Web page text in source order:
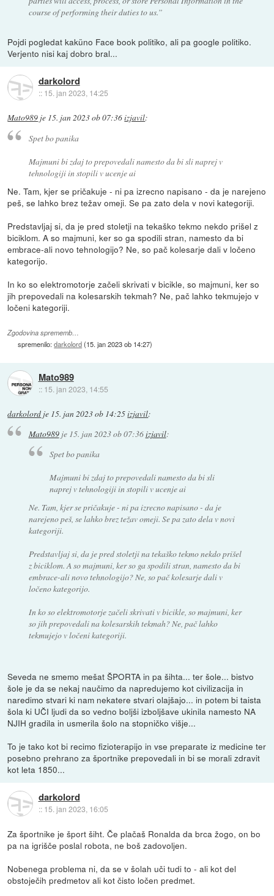
course of performing their duties to us.”
Pojdi pogledat kaküno Face book politiko, ali pa google politiko.
Verjento nisi kaj dobro bral...
darkolord
:: 15. jan 2023, 14:25
Mato989 je 15. jan 2023 ob 07:36izjavil:
Spet bo panika
Majmuni bi zdaj to prepovedali namesto da bi sli naprej v
tehnologiji in stopili v ucenje ai
Ne. Tam, kjer se pričakuje - ni pa izrecno napisano - da je narejeno
peš, se lahko brez težav omeji. Se pa zato dela v novi kategoriji.
Predstavljaj si, da je pred stoletji na tekaško tekmo nekdo prišel z
biciklom. A so majmuni, ker so ga spodili stran, namesto da bi
embrace-ali novo tehnologijo? Ne, so pač kolesarje dali v ločeno
kategorijo.
In ko so elektromotorje začeli skrivati v bicikle, so majmuni, ker so
jih prepovedali na kolesarskih tekmah? Ne, pač lahko tekmujejo v
ločeni kategoriji.
Zgodovina sprememb…
spremenilo:darkolord(15. jan 2023 ob 14:27)
Mato989
:: 15. jan 2023, 14:55
darkolord je 15. jan 2023 ob 14:25izjavil:
Mato989je 15. jan 2023 ob 07:36izjavil:
Spet bo panika
Majmuni bi zdaj to prepovedali namesto da bi sli
naprej v tehnologiji in stopili v ucenje ai
Ne. Tam, kjer se pričakuje - ni pa izrecno napisano - da je
narejeno peš, se lahko brez težav omeji. Se pa zato dela v novi
kategoriji.
Predstavljaj si, da je pred stoletji na tekaško tekmo nekdo prišel
z biciklom. A so majmuni, ker so ga spodili stran, namesto da bi
embrace-ali novo tehnologijo? Ne, so pač kolesarje dali v
ločeno kategorijo.
In ko so elektromotorje začeli skrivati v bicikle, so majmuni, ker
so jih prepovedali na kolesarskih tekmah? Ne, pač lahko
tekmujejo v ločeni kategoriji.
Seveda ne smemo mešat ŠPORTA in pa šihta... ter šole... bistvo
šole je da se nekaj naučimo da napredujemo kot civilizacija in
naredimo stvari ki nam nekatere stvari olajšajo... in potem bi taista
šola ki UČI ljudi da so vedno boljši izboljšave ukinila namesto NA
NJIH gradila in usmerila šolo na stopničko višje...
To je tako kot bi recimo fizioterapijo in vse preparate iz medicine ter
posebno prehrano za športnike prepovedali in bi se morali zdravit
kot leta 1850...
darkolord
:: 15. jan 2023, 16:05
Za športnike je šport šiht. Če plačaš Ronalda da brca žogo, on bo
pa na igrišče poslal robota, ne boš zadovoljen.
Nobenega problema ni, da se v šolah uči tudi to - ali kot del
obstoječih predmetov ali kot čisto ločen predmet.